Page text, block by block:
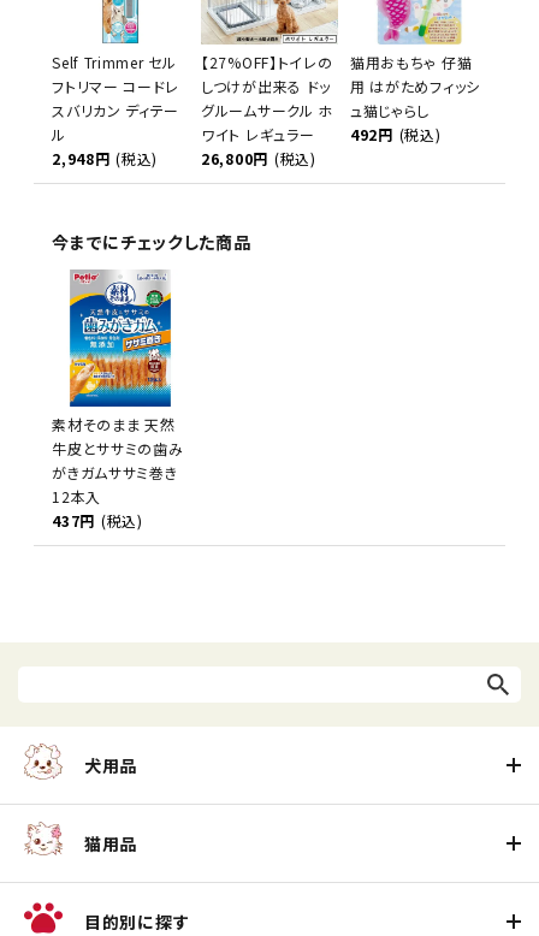
Self Trimmer セル
フトリマー コードレ
スバリカン ディテー
ル
2,948円 (税込)
【27%OFF】トイレの
しつけが出来る ドッ
グルームサークル ホ
ワイト レギュラー
26,800円 (税込)
猫用おもちゃ 仔猫
用 はがためフィッシ
ュ猫じゃらし
492円 (税込)
今までにチェックした商品
素材そのまま 天然
牛皮とササミの歯み
がきガムササミ巻き
12本入
437円 (税込)
犬用品
猫用品
目的別に探す